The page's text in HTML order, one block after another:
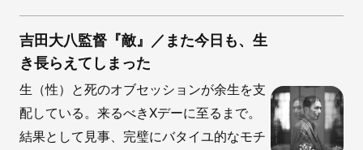
吉田大八監督『敵』／また今日も、生
き長らえてしまった
生（性）と死のオブセッションが余生を支
配している。来るべきXデーに至るまで。
結果として見事、完璧にバタイユ的なモチ